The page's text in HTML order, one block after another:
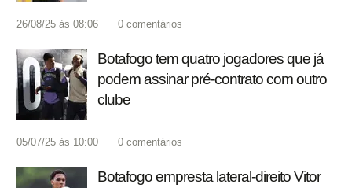
26/08/25 às 08:06 0 comentários
Botafogo tem quatro jogadores que já
podem assinar pré-contrato com outro
clube
05/07/25 às 10:00 0 comentários
Botafogo empresta lateral-direito Vitor